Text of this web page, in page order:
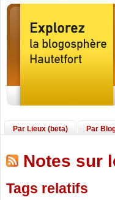
Par Lieux (beta) Par
Notes sur
Tags relatifs